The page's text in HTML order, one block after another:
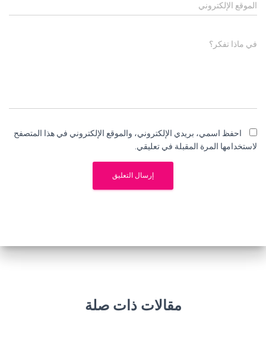
الموقع الإلكتروني
في ماذا تفكر؟
احفظ اسمي، بريدي الإلكتروني، والموقع الإلكتروني في هذا المتصفح
لاستخدامها المرة المقبلة في تعليقي.
مقالات ذات صلة